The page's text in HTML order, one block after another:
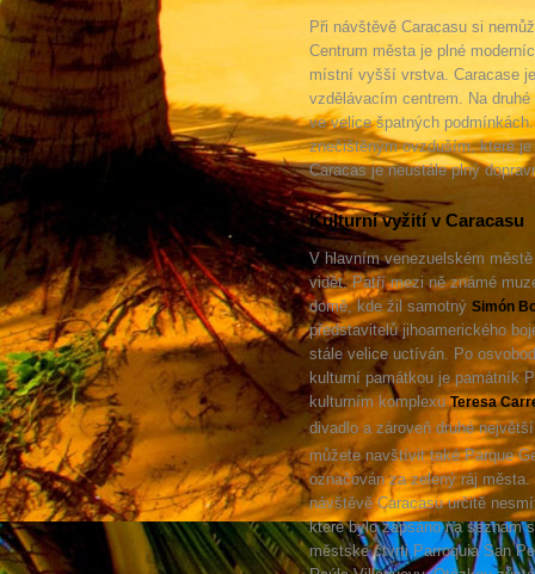
Při návštěvě Caracasu si
Centrum města je plné
místní vyšší vrstva. Caracase
vzdělávacím centrem. Na
ve velice špatných
znečištěným ovzduším, které
Caracas je neustále plný
Kulturní vyžití v Caracasu
V hlavním venezuelském
vidět. Patří mezi ně známé
domě, kde žil samotný Simón
představitelů jihoamerického
stále velice uctíván. Po
kulturní památkou je památník
kulturním komplexuTeresa
divadlo a zároveň druhé
můžete navštívit také Parque
označován za zelený ráj
návštěvě Caracasu určitě
které bylo zapsáno na seznam
městské čtvrti Parroquia San